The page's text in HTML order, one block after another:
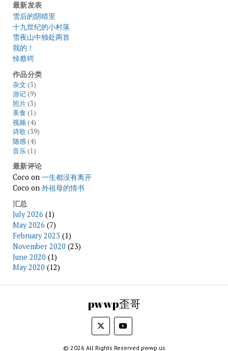
最新发表
雪后的阴晴里
十九世纪的小村落
雪夜山中独处两首
我的！
悼蔡锷
作品分类
杂文 (3)
游记(9)
照片(3)
美食 (1)
视频(4)
诗歌(39)
随感(4)
音乐(1)
最新评论
Coco on 一生都没有离开
Coco on 外祖母的情书
汇总
July 2026 (1)
May 2026 (7)
February 2023 (1)
November 2020 (23)
June 2020 (1)
May 2020 (12)
pwwp歪哥
© 2026 All Rights Reserved pwwp.us